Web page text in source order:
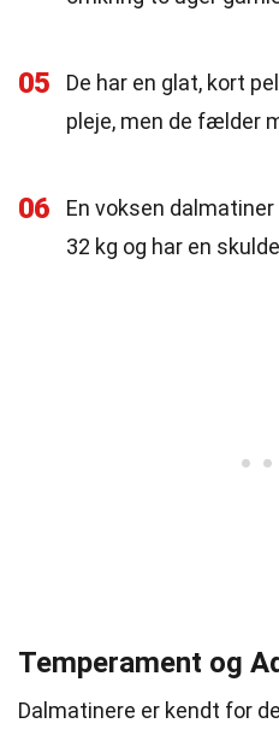
05
De har en glat, kort
pleje, men de fælder
06
En voksen
32 kg og har en
Temperament og
Dalmatinere er kendt for